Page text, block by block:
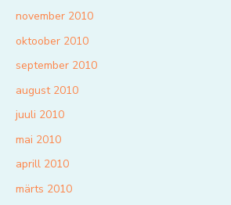
november 2010
oktoober 2010
september 2010
august 2010
juuli 2010
mai 2010
aprill 2010
märts 2010